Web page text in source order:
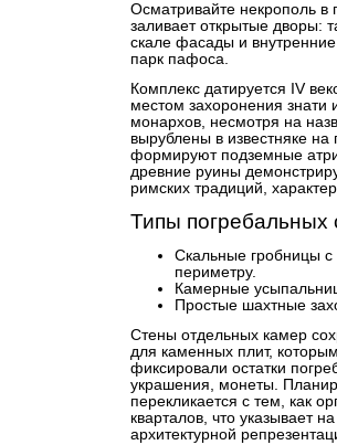
Осматривайте некрополь в
заливает открытые дворы:
скале фасады и
парк пафоса.
Комплекс датируется IV
местом захоронения знати
монархов, несмотря на
вырублены в известняке на
формируют подземные
древние руины
римских традиций,
Типы погребальных
Скальные гробницы
периметру.
Камерные
Простые шахтные
Стены отдельных камер
для каменных плит,
фиксировали остатки
украшения, монеты.
перекликается с тем, как
кварталов, что указывает
архитектурной